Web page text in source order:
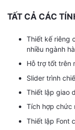
TẤT CẢ CÁC
Thiết kế riêng
nhiều ngành
Hỗ trợ tốt trên
Slider trình
Thiết lập giao
Tích hợp chức
Thiết lập Font